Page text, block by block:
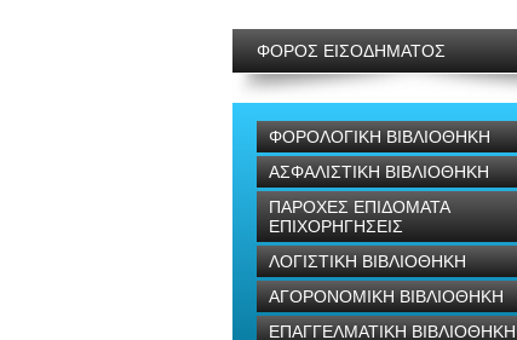
ΦΟΡΟΣ ΕΙΣΟΔΗΜΑΤΟΣ
ΦΟΡΟΛΟΓΙΚΗ ΒΙΒΛΙΟΘΗΚΗ
ΑΣΦΑΛΙΣΤΙΚΗ ΒΙΒΛΙΟΘΗΚΗ
ΠΑΡΟΧΕΣ ΕΠΙΔΟΜΑΤΑ
ΕΠΙΧΟΡΗΓΗΣΕΙΣ
ΛΟΓΙΣΤΙΚΗ ΒΙΒΛΙΟΘΗΚΗ
ΑΓΟΡΟΝΟΜΙΚΗ ΒΙΒΛΙΟΘΗΚΗ
ΕΠΑΓΓΕΛΜΑΤΙΚΗ ΒΙΒΛΙΟΘΗΚΗ